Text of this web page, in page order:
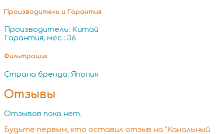
Производитель и Гарантия
Производитель: Китай
Гарантия, мес.: 36
Фильтрация
Страна бренда: Япония
Отзывы
Отзывов пока нет.
Будьте первым, кто оставил отзыв на “Канальный